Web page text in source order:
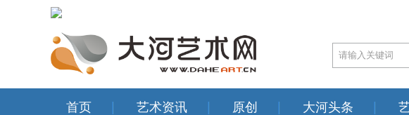
首页 艺术资讯 原创 大河头条